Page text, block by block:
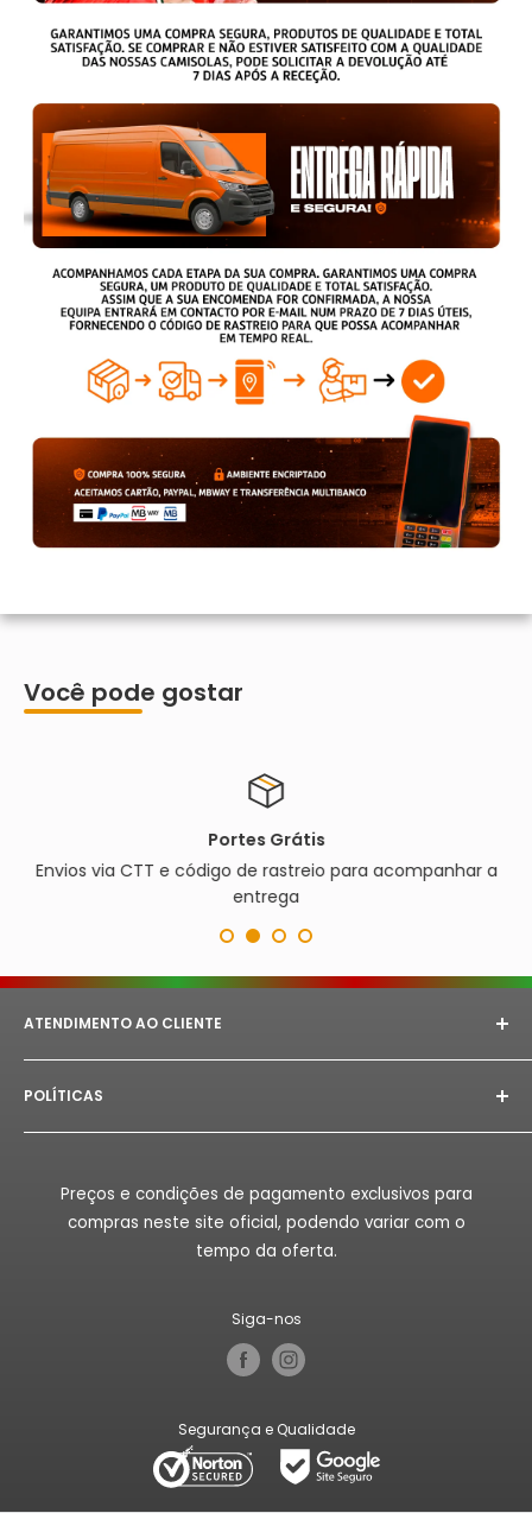
Você pode gostar
Portes Grátis
Envios via CTT e código de rastreio para acompanhar a
entrega
ATENDIMENTO AO CLIENTE
E-mail:astorept@outlook.com
Whatsapp:
Horário de Atendimento:Segunda à Sex das 08h as
POLÍTICAS
Aviso Legal
Politica de Reembolso
Preços e condições de pagamento exclusivos para
compras neste site oficial, podendo variar com o
tempo da oferta.
Siga-nos
Segurança e Qualidade